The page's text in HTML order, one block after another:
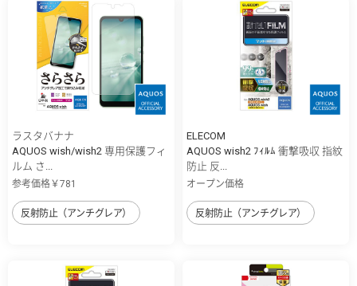
ラスタバナナ
AQUOS wish/wish2 専用保護フィ
ルム さ...
参考価格￥781
反射防止（アンチグレア）
ELECOM
AQUOS wish2 ﾌｨﾙﾑ 衝撃吸収 指紋
防止 反...
オープン価格
反射防止（アンチグレア）